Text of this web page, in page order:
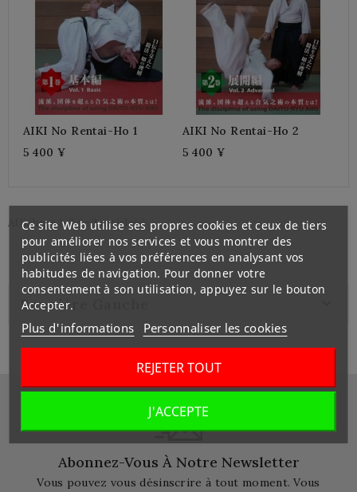
AIKI No Rentai-Ho 1
5 400 ¥
AIKI No Rentai-Ho 2
5 400 ¥
Affichage 1-2 de 2 article(s)
Bannière Gauche
Abonnez-Vous À Notre Newsletter
Vous pouvez vous désinscrire à tout moment. Vous
Ce site Web utilise ses propres cookies et ceux de tiers
pour améliorer nos services et vous montrer des
publicités liées à vos préférences en analysant vos
habitudes de navigation. Pour donner votre
consentement à son utilisation, appuyez sur le bouton
Accepter.
Plus d'informations Personnaliser les cookies
REJETER TOUT
J'ACCEPTE